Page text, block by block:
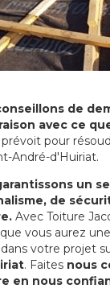
de
avec ce
pour
André-d'Huiriat.
un
de
Avec Toiture
vous aurez
votre projet
. Faites nous
en nous